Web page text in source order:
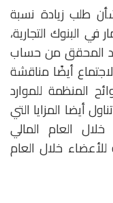
طلب زيادة نسبة
في البنوك التجارية،
المحقق من حساب
أيضًا مناقشة
المنظمة للموارد
أيضا المزايا التي
العام المالي
للأعضاء خلال العام